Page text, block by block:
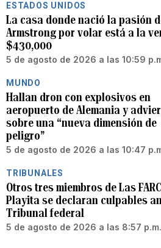
ESTADOS UNIDOS
La casa donde nació la pasión
Armstrong por volar está a la
$430,000
5 de agosto de 2026 a las 10:59
MUNDO
Hallan dron con explosivos en
aeropuerto de Alemania y
sobre una “nueva dimensión de
peligro”
5 de agosto de 2026 a las 10:47
TRIBUNALES
Otros tres miembros de Las FARC
Playita se declaran culpables
Tribunal federal
5 de agosto de 2026 a las 8:57 p.m.